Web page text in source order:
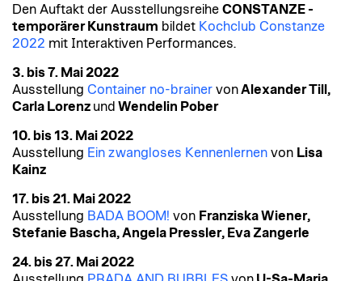
Den Auftakt der Ausstellungsreihe CONSTANZE -
temporärer Kunstraum bildet Kochclub Constanze
2022 mit Interaktiven Performances.
3. bis 7. Mai 2022
Ausstellung Container no-brainer vonAlexander Till,
Carla Lorenz und Wendelin Pober
10. bis 13. Mai 2022
Ausstellung Ein zwangloses Kennenlernen von Lisa
Kainz
17. bis 21. Mai 2022
Ausstellung BADA BOOM! von Franziska Wiener,
Stefanie Bascha, Angela Pressler, Eva Zangerle
24. bis 27. Mai 2022